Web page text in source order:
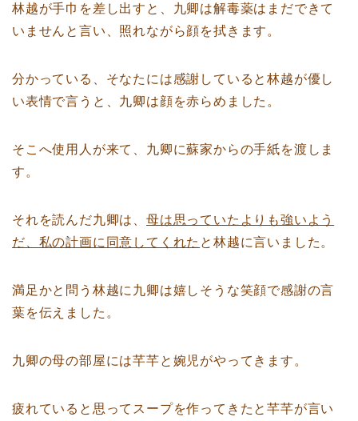
林越が手巾を差し出すと、九卿は解毒薬はまだできて
いませんと言い、照れながら顔を拭きます。
分かっている、そなたには感謝していると林越が優し
い表情で言うと、九卿は顔を赤らめました。
そこへ使用人が来て、九卿に蘇家からの手紙を渡しま
す。
それを読んだ九卿は、 母は思っていたよりも強いよう
だ、私の計画に同意してくれた と林越に言いました。
満足かと問う林越に九卿は嬉しそうな笑顔で感謝の言
葉を伝えました。
九卿の母の部屋には芊芊と婉児がやってきます。
疲れていると思ってスープを作ってきたと芊芊が言い